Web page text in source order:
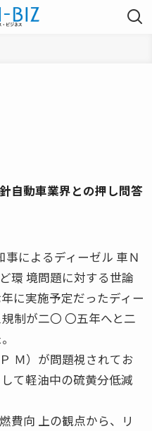
自動車業界との押し問答
事によるディーゼル 車Ｎ
環 境問題に対する世論
に実施予定だったディー
制が二〇 〇五年へと二
Ｍ）が問題視されてお
て軽油中の硫黄分低減
費向 上の観点から、リ